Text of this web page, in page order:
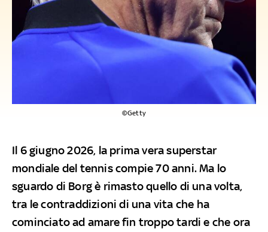
©Getty
Il 6 giugno 2026, la prima vera superstar
mondiale del tennis compie 70 anni. Ma lo
sguardo di Borg è rimasto quello di una volta,
tra le contraddizioni di una vita che ha
cominciato ad amare fin troppo tardi e che ora